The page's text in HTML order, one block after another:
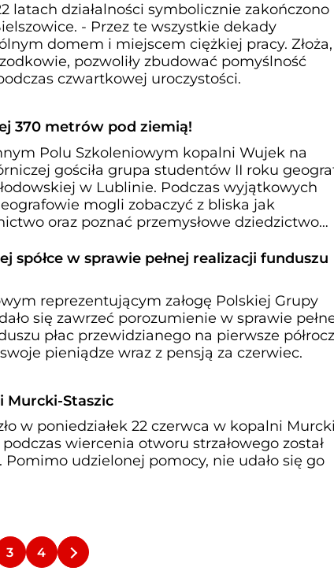
latach działalności symbolicznie zakończono
- Przez te wszystkie dekady
domem i miejscem ciężkiej pracy. Złoża,
pozwoliły zbudować pomyślność
czwartkowej uroczystości.
370 metrów pod ziemią!
Polu Szkoleniowym kopalni Wujek na
gościła grupa studentów II roku
w Lublinie. Podczas wyjątkowych
mogli zobaczyć z bliska jak
oraz poznać przemysłowe dziedzictwo
spółce w sprawie pełnej realizacji funduszu
reprezentującym załogę Polskiej Grupy
się zawrzeć porozumienie w sprawie
płac przewidzianego na pierwsze
pieniądze wraz z pensją za czerwiec.
Murcki-Staszic
w poniedziałek 22 czerwca w kopalni
wiercenia otworu strzałowego został
udzielonej pomocy, nie udało się go
3 4